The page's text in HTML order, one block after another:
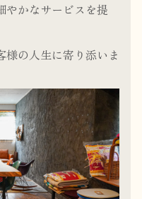
やかなサービスを提
様の人生に寄り添いま